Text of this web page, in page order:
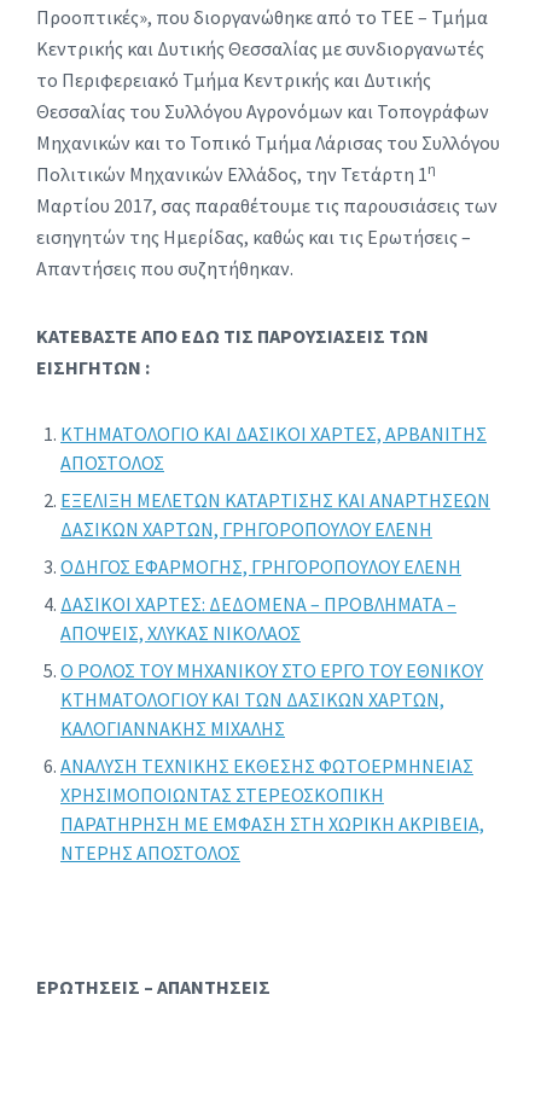
Προοπτικές», που διοργανώθηκε από το ΤΕΕ – Τμήμα
Κεντρικής και Δυτικής Θεσσαλίας με συνδιοργανωτές
το Περιφερειακό Τμήμα Κεντρικής και Δυτικής
Θεσσαλίας του Συλλόγου Αγρονόμων και Τοπογράφων
Μηχανικών και το Τοπικό Τμήμα Λάρισας του Συλλόγου
Πολιτικών Μηχανικών Ελλάδος, την Τετάρτη 1η
Μαρτίου 2017, σας παραθέτουμε τις παρουσιάσεις των
εισηγητών της Ημερίδας, καθώς και τις Ερωτήσεις –
Απαντήσεις που συζητήθηκαν.
ΚΑΤΕΒΑΣΤΕ ΑΠΟ ΕΔΩ ΤΙΣ ΠΑΡΟΥΣΙΑΣΕΙΣ ΤΩΝ
ΕΙΣΗΓΗΤΩΝ :
ΚΤΗΜΑΤΟΛΟΓΙΟ ΚΑΙ ΔΑΣΙΚΟΙ ΧΑΡΤΕΣ, ΑΡΒΑΝΙΤΗΣ
ΑΠΟΣΤΟΛΟΣ
ΕΞΕΛΙΞΗ ΜΕΛΕΤΩΝ ΚΑΤΑΡΤΙΣΗΣ ΚΑΙ ΑΝΑΡΤΗΣΕΩΝ
ΔΑΣΙΚΩΝ ΧΑΡΤΩΝ, ΓΡΗΓΟΡΟΠΟΥΛΟΥ ΕΛΕΝΗ
ΟΔΗΓΟΣ ΕΦΑΡΜΟΓΗΣ, ΓΡΗΓΟΡΟΠΟΥΛΟΥ ΕΛΕΝΗ
ΔΑΣΙΚΟΙ ΧΑΡΤΕΣ: ΔΕΔΟΜΕΝΑ – ΠΡΟΒΛΗΜΑΤΑ –
ΑΠΟΨΕΙΣ, ΧΛΥΚΑΣ ΝΙΚΟΛΑΟΣ
Ο ΡΟΛΟΣ ΤΟΥ ΜΗΧΑΝΙΚΟΥ ΣΤΟ ΕΡΓΟ ΤΟΥ ΕΘΝΙΚΟΥ
ΚΤΗΜΑΤΟΛΟΓΙΟΥ ΚΑΙ ΤΩΝ ΔΑΣΙΚΩΝ ΧΑΡΤΩΝ,
ΚΑΛΟΓΙΑΝΝΑΚΗΣ ΜΙΧΑΛΗΣ
ΑΝΑΛΥΣΗ ΤΕΧΝΙΚΗΣ ΕΚΘΕΣΗΣ ΦΩΤΟΕΡΜΗΝΕΙΑΣ
ΧΡΗΣΙΜΟΠΟΙΩΝΤΑΣ ΣΤΕΡΕΟΣΚΟΠΙΚΗ
ΠΑΡΑΤΗΡΗΣΗ ΜΕ ΕΜΦΑΣΗ ΣΤΗ ΧΩΡΙΚΗ ΑΚΡΙΒΕΙΑ,
ΝΤΕΡΗΣ ΑΠΟΣΤΟΛΟΣ
ΕΡΩΤΗΣΕΙΣ – ΑΠΑΝΤΗΣΕΙΣ